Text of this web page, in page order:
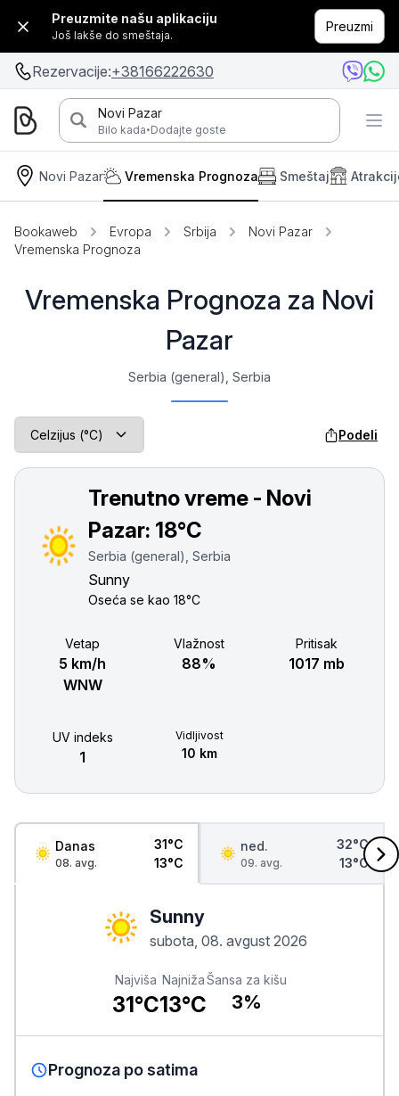
Preuzmite našu aplikaciju
Još lakše do smeštaja.
Preuzmi
Rezervacije:+38166222630
Novi Pazar
Bilo kada·Dodajte goste
Novi Pazar Smeštaj
Vremenska Prognoza
Bookaweb Evropa Srbija
Novi Pazar
Vremenska Prognoza
Vremenska Prognoza za Novi
Pazar
Serbia (general), Serbia
Podeli
Trenutno vreme - Novi
Pazar: 18°C
Serbia (general), Serbia
Sunny
Oseća se kao 18°C
Vetар
5 km/h
WNW
Vlažnost
88%
Pritisak
1017 mb
UV indeks
1
Vidljivost
10 km
Danas
08. avg.
31°C
13°C
ned.
09. avg.
32°C
13°C
Sunny
subota, 08. avgust 2026
Najviša
31°C
Najniža
13°C
Šansa za kišu
3%
Prognoza po satima